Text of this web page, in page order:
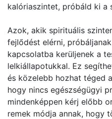
kalóriaszintet, próbáld ki a
Azok, akik spirituális
fejlődést elérni,
kapcsolatba kerüljenek a
lelkiállapotukkal. Ez
és közelebb hozhat téged
hogy nincs egészségügyi
mindenképpen kérj előbb
remek módja annak, hogy